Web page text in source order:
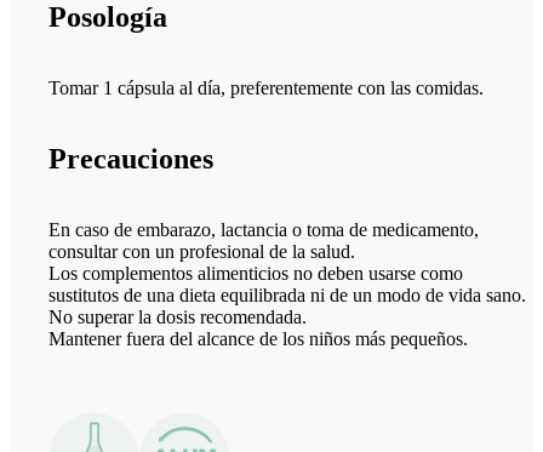
Posología
Tomar 1 cápsula al día, preferentemente con las comidas.
Precauciones
En caso de embarazo, lactancia o toma de medicamento,
consultar con un profesional de la salud.
Los complementos alimenticios no deben usarse como
sustitutos de una dieta equilibrada ni de un modo de vida sano.
No superar la dosis recomendada.
Mantener fuera del alcance de los niños más pequeños.